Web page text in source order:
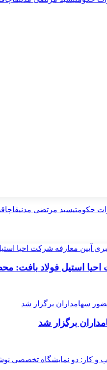
حکومتیسید مرتضی مدنی
احیا استیل فولاد
برگزار شد